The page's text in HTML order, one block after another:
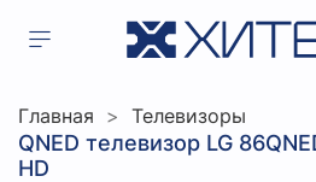
Главная Телевизоры
QNED телевизор LG
HD